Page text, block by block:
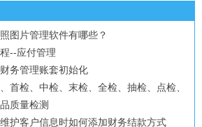
变化的是价值入口、行业经验和下一代标
免费、跨平台的文件夹对比 + 文件同步备
90%的工厂乱交期、抢产能、拖出货，只缺
：该模具编号与生产单所属产品绑定的模
图片管理软件有哪些？
--应付管理
务管理账套初始化
首检、中检、末检、全检、抽检、点检、
质量检测
维护客户信息时如何添加财务结款方式